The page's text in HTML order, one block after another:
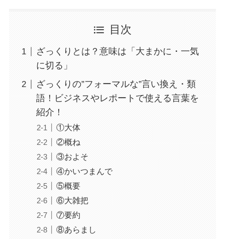
目次
ざっくりとは？意味は「大まかに・一気
に切る」
ざっくりの”フォーマルな”言い換え・類
語！ビジネスやレポートで使える言葉を
紹介！
①大体
②概ね
③およそ
④かいつまんで
⑤概要
⑥大雑把
⑦要約
⑧あらまし